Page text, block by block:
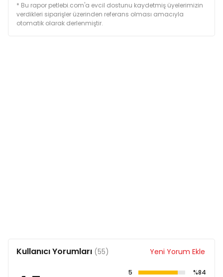
* Bu rapor petlebi.com'a evcil dostunu kaydetmiş üyelerimizin
verdikleri siparişler üzerinden referans olması amacıyla
otomatik olarak derlenmiştir.
Kullanıcı Yorumları (55) Yeni Yorum Ekle
5
%84